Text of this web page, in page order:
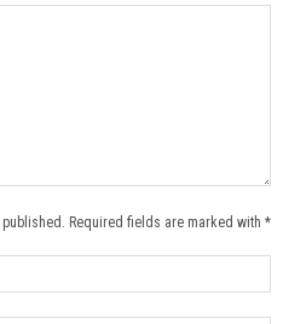
Required fields are marked with *